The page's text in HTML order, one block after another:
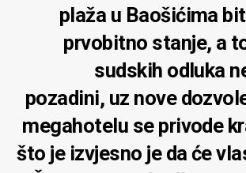
plaža u Baošićima
prvobitno stanje, a
sudskih odluka
pozadini, uz nove
megahotelu se privode
što je izvjesno je da će